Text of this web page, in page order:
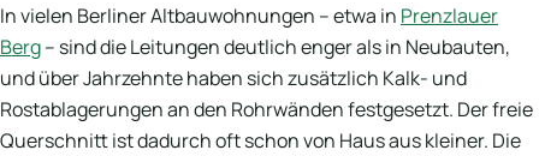
In vielen Berliner Altbauwohnungen – etwa in Prenzlauer
Berg– sind die Leitungen deutlich enger als in Neubauten,
und über Jahrzehnte haben sich zusätzlich Kalk- und
Rostablagerungen an den Rohrwänden festgesetzt. Der freie
Querschnitt ist dadurch oft schon von Haus aus kleiner. Die